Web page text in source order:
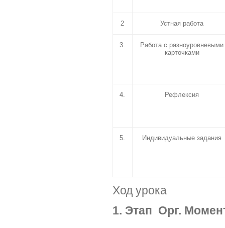
2 Устная работа
3.
Работа с разноуровневыми
карточками
4. Рефлексия
5. Индивидуальные задания
Ход урока
1. Этап Орг.